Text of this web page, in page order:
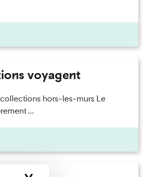
voyagent
hors-les-murs Le
...